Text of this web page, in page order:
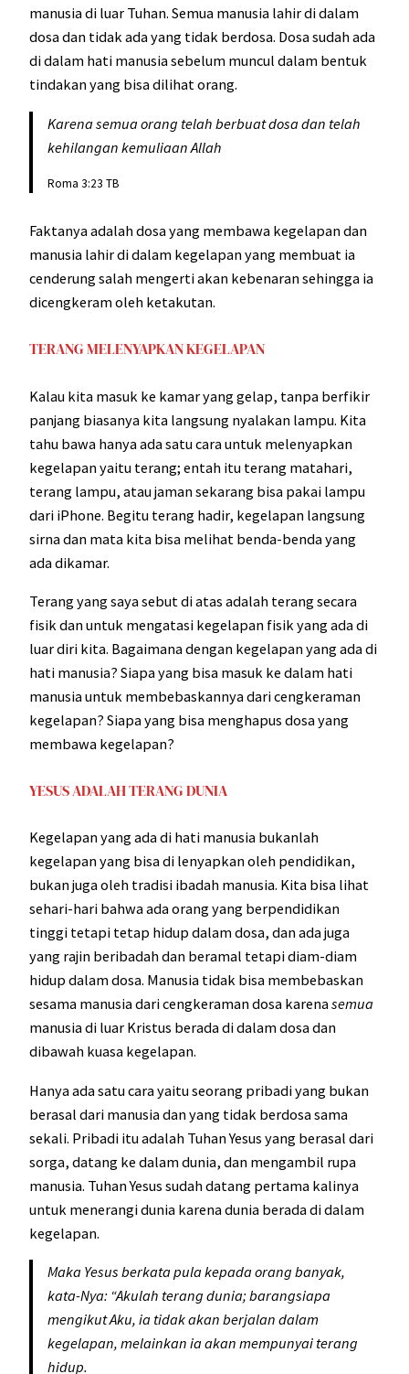
manusia di luar Tuhan. Semua manusia lahir di dalam
dosa dan tidak ada yang tidak berdosa. Dosa sudah ada
di dalam hati manusia sebelum muncul dalam bentuk
tindakan yang bisa dilihat orang.
Karena semua orang telah berbuat dosa dan telah
kehilangan kemuliaan Allah
Roma 3:23 TB
Faktanya adalah dosa yang membawa kegelapan dan
manusia lahir di dalam kegelapan yang membuat ia
cenderung salah mengerti akan kebenaran sehingga ia
dicengkeram oleh ketakutan.
TERANG MELENYAPKAN KEGELAPAN
Kalau kita masuk ke kamar yang gelap, tanpa berfikir
panjang biasanya kita langsung nyalakan lampu. Kita
tahu bawa hanya ada satu cara untuk melenyapkan
kegelapan yaitu terang; entah itu terang matahari,
terang lampu, atau jaman sekarang bisa pakai lampu
dari iPhone. Begitu terang hadir, kegelapan langsung
sirna dan mata kita bisa melihat benda-benda yang
ada dikamar.
Terang yang saya sebut di atas adalah terang secara
fisik dan untuk mengatasi kegelapan fisik yang ada di
luar diri kita. Bagaimana dengan kegelapan yang ada di
hati manusia? Siapa yang bisa masuk ke dalam hati
manusia untuk membebaskannya dari cengkeraman
kegelapan? Siapa yang bisa menghapus dosa yang
membawa kegelapan?
YESUS ADALAH TERANG DUNIA
Kegelapan yang ada di hati manusia bukanlah
kegelapan yang bisa di lenyapkan oleh pendidikan,
bukan juga oleh tradisi ibadah manusia. Kita bisa lihat
sehari-hari bahwa ada orang yang berpendidikan
tinggi tetapi tetap hidup dalam dosa, dan ada juga
yang rajin beribadah dan beramal tetapi diam-diam
hidup dalam dosa. Manusia tidak bisa membebaskan
sesama manusia dari cengkeraman dosa karenasemua
manusia di luar Kristus berada di dalam dosa dan
dibawah kuasa kegelapan.
Hanya ada satu cara yaitu seorang pribadi yang bukan
berasal dari manusia dan yang tidak berdosa sama
sekali. Pribadi itu adalah Tuhan Yesus yang berasal dari
sorga, datang ke dalam dunia, dan mengambil rupa
manusia. Tuhan Yesus sudah datang pertama kalinya
untuk menerangi dunia karena dunia berada di dalam
kegelapan.
Maka Yesus berkata pula kepada orang banyak,
kata-Nya: “Akulah terang dunia; barangsiapa
mengikut Aku, ia tidak akan berjalan dalam
kegelapan, melainkan ia akan mempunyai terang
hidup.